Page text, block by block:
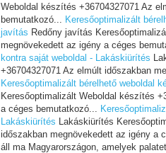
Weboldal készítés +36704327071 Az
bemutatkozó... Keresőoptimalizált
javítás Redőny javítás
megnövekedett az igény a céges
kontra saját weboldal - Lakáskiürítés
+36704327071 Az elmúlt időszakban
Keresőoptimalizált bérelhető weboldal
Keresőoptimalizált Weboldal készítés
a céges bemutatkozó...
Lakáskiürítés Lakáskiürítés
időszakban megnövekedett az igény a
áll ma Magyarországon, amelyek